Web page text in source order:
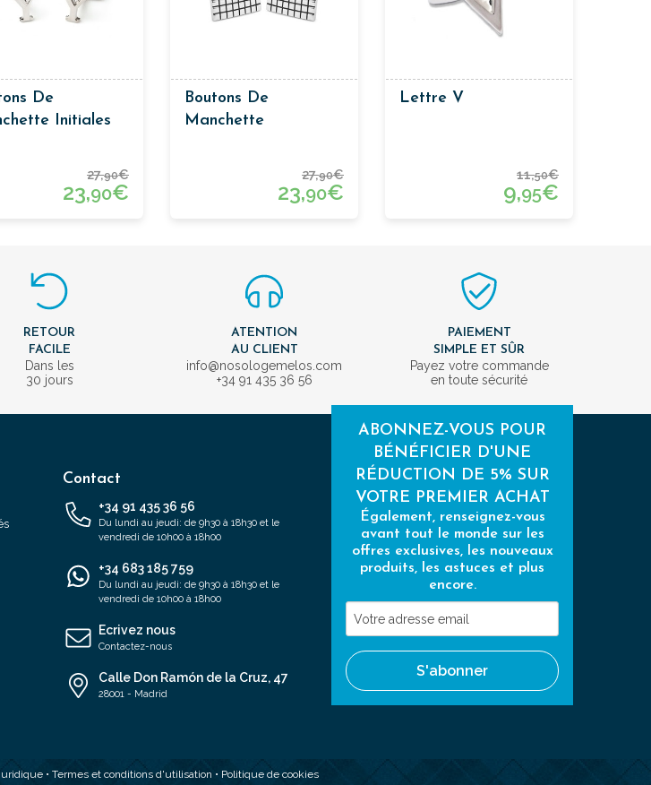
De
Initiales
27,90€
23,90€
Boutons De
Manchette
27,90€
23,90€
Lettre V
11,50€
9,95€
RETOUR
FACILE
Dans les
30 jours
ATENTION
AU CLIENT
info@nosologemelos.com
+34 91 435 36 56
PAIEMENT
SIMPLE ET SÛR
Payez votre commande
en toute sécurité
Contact
+34 91 435 36 56
Du lundi au jeudi: de 9h30 à 18h30 et le
vendredi de 10h00 à 18h00
+34 683 185 759
Du lundi au jeudi: de 9h30 à 18h30 et le
vendredi de 10h00 à 18h00
Ecrivez nous
Contactez-nous
Calle Don Ramón de la Cruz, 47
28001 - Madrid
ABONNEZ-VOUS POUR
BÉNÉFICIER D'UNE
RÉDUCTION DE 5% SUR
VOTRE PREMIER ACHAT
Également, renseignez-vous
avant tout le monde sur les
offres exclusives, les nouveaux
produits, les astuces et plus
encore.
Votre
adresse
email
S'abonner
• Termes et conditions d'utilisation • Politique de cookies